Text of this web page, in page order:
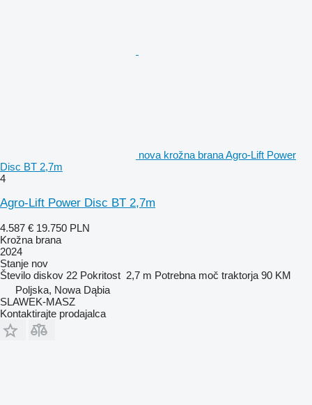
nova krožna brana Agro-Lift Power
Disc BT 2,7m
4
Agro-Lift Power Disc BT 2,7m
4.587 € 19.750 PLN
Krožna brana
2024
Stanje nov
Število diskov 22 Pokritost 2,7 m Potrebna moč traktorja 90 KM
Poljska, Nowa Dąbia
SLAWEK-MASZ
Kontaktirajte prodajalca